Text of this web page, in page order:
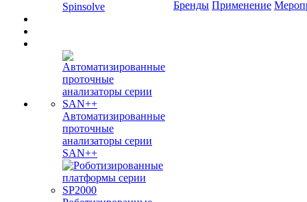
Spinsolve
Автоматизированные
проточные
анализаторы серии
SAN++
Бренды Применение